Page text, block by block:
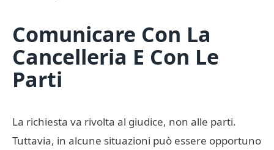
Comunicare Con La
Cancelleria E Con Le
Parti
La richiesta va rivolta al giudice, non alle parti.
Tuttavia, in alcune situazioni può essere opportuno